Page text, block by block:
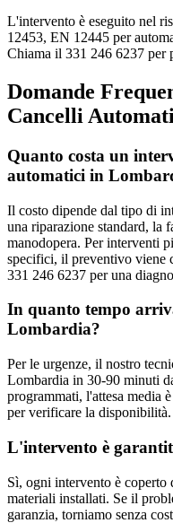
L'intervento è eseguito nel
12453, EN 12445 per
Chiama il 331 246 6237 per
Domande
Cancelli
Quanto costa un
automatici in
Il costo dipende dal tipo di
una riparazione standard, la
manodopera. Per interventi
specifici, il preventivo viene
331 246 6237 per una
In quanto tempo
Lombardia?
Per le urgenze, il nostro
Lombardia in 30-90 minuti
programmati, l'attesa media
per verificare la disponibilità.
L'intervento è
Sì, ogni intervento è coperto
materiali installati. Se il
garanzia, torniamo senza